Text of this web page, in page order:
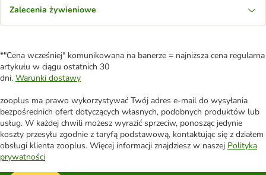
Zalecenia żywieniowe
*"Cena wcześniej" komunikowana na banerze = najniższa cena regularna
artykułu w ciągu ostatnich 30
dni. Warunki dostawy
zooplus ma prawo wykorzystywać Twój adres e-mail do wysyłania
bezpośrednich ofert dotyczących własnych, podobnych produktów lub
usług. W każdej chwili możesz wyrazić sprzeciw, ponosząc jedynie
koszty przesyłu zgodnie z taryfą podstawową, kontaktując się z działem
obsługi klienta zooplus. Więcej informacji znajdziesz w naszej Polityka
prywatności